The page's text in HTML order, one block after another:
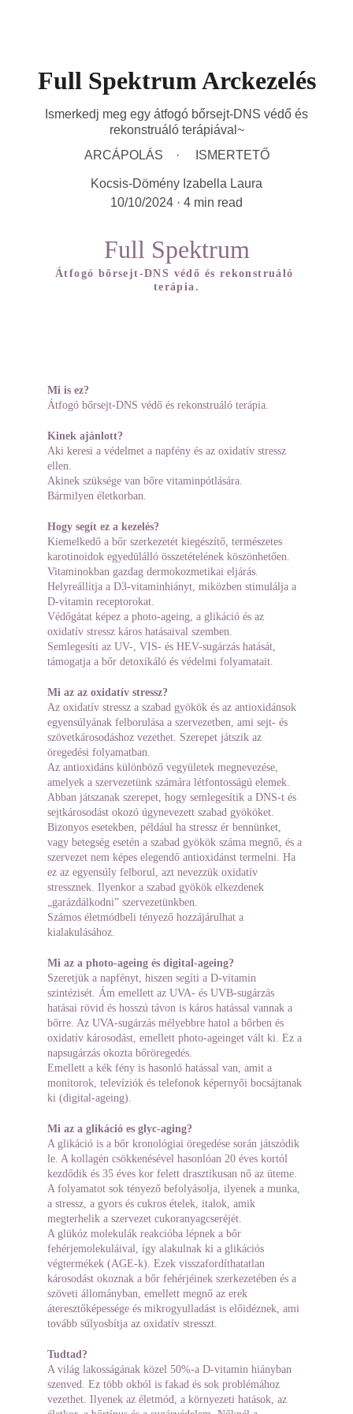
Full Spektrum Arckezelés
Ismerkedj meg egy átfogó bőrsejt-DNS védő és
rekonstruáló terápiával~
ARCÁPOLÁS
ISMERTETŐ
Kocsis-Dömény Izabella Laura
10/10/2024
4 min read
Mi is ez?
Átfogó bőrsejt-DNS védő és rekonstruáló terápia.
Kinek ajánlott?
Aki keresi a védelmet a napfény és az oxidatív stressz
ellen.
Akinek szüksége van bőre vitaminpótlására.
Bármilyen életkorban.
Hogy segít ez a kezelés?
Kiemelkedő a bőr szerkezetét kiegészítő, természetes
karotinoidok egyedülálló összetételének köszönhetően.
Vitaminokban gazdag dermokozmetikai eljárás.
Helyreállítja a D3-vitaminhiányt, miközben stimulálja a
D-vitamin receptorokat.
Védőgátat képez a photo-ageing, a glikáció és az
oxidatív stressz káros hatásaival szemben.
Semlegesíti az UV-, VIS- és HEV-sugárzás hatását,
támogatja a bőr detoxikáló és védelmi folyamatait.
Mi az az oxidatív stressz?
Az oxidatív stressz a szabad gyökök és az antioxidánsok
egyensúlyának felborulása a szervezetben, ami sejt- és
szövetkárosodáshoz vezethet. Szerepet játszik az
öregedési folyamatban.
Az antioxidáns különböző vegyületek megnevezése,
amelyek a szervezetünk számára létfontosságú elemek.
Abban játszanak szerepet, hogy semlegesítik a DNS-t és
sejtkárosodást okozó úgynevezett szabad gyököket.
Bizonyos esetekben, például ha stressz ér bennünket,
vagy betegség esetén a szabad gyökök száma megnő, és a
szervezet nem képes elegendő antioxidánst termelni. Ha
ez az egyensúly felborul, azt nevezzük oxidatív
stressznek. Ilyenkor a szabad gyökök elkezdenek
„garázdálkodni” szervezetünkben.
Számos életmódbeli tényező hozzájárulhat a
kialakulásához.
Mi az a photo-ageing és digital-ageing?
Szeretjük a napfényt, hiszen segíti a D-vitamin
szintézisét. Ám emellett az UVA- és UVB-sugárzás
hatásai rövid és hosszú távon is káros hatással vannak a
bőrre. Az UVA-sugárzás mélyebbre hatol a bőrben és
oxidatív károsodást, emellett photo-ageinget vált ki. Ez a
napsugárzás okozta bőröregedés.
Emellett a kék fény is hasonló hatással van, amit a
monitorok, televíziók és telefonok képernyői bocsájtanak
ki (digital-ageing).
Mi az a glikáció es glyc-aging?
A glikáció is a bőr kronológiai öregedése során játszódik
le. A kollagén csökkenésével hasonlóan 20 éves kortól
kezdődik és 35 éves kor felett drasztikusan nő az üteme.
A folyamatot sok tényező befolyásolja, ilyenek a munka,
a stressz, a gyors és cukros ételek, italok, amik
megterhelik a szervezet cukoranyagcseréjét.
A glükóz molekulák reakcióba lépnek a bőr
fehérjemolekuláival, így alakulnak ki a glikációs
végtermékek (AGE-k). Ezek visszafordíthatatlan
károsodást okoznak a bőr fehérjéinek szerkezetében és a
szöveti állományban, emellett megnő az erek
áteresztőképessége és mikrogyulladást is előidéznek, ami
tovább súlyosbítja az oxidatív stresszt.
Tudtad?
A világ lakosságának közel 50%-a D-vitamin hiányban
szenved. Ez több okból is fakad és sok problémához
vezethet. Ilyenek az életmód, a környezeti hatások, az
Full Spektrum
Átfogó bőrsejt-DNS védő és rekonstruáló
terápia.